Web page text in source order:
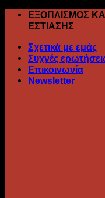
Skip
ΕΞΟΠΛΙΣΜΟΣ
ΕΣΤΙΑΣΗΣ
Σχετικά με εμάς
Συχνές
Επικοινωνία
Newsletter